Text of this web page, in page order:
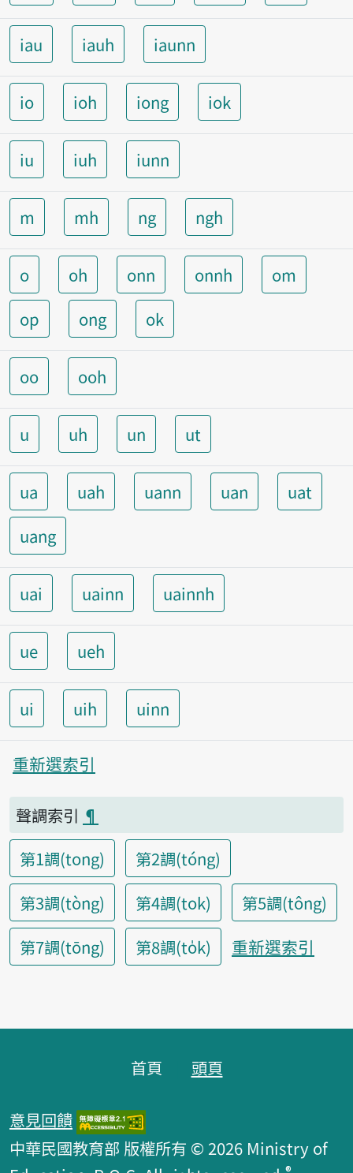
iau iauh iaunn
io ioh iong iok
iu iuh iunn
m mh ng ngh
o oh onn onnh
om
op
ong ok
oo ooh
u uh un ut
ua uah uann uan
uat
uang
uai uainn uainnh
ue ueh
ui uih uinn
重新選索引
聲調索引 ¶
第1調(tong)
第2調(tóng)
第3調(tòng)
第4調(tok)
第5調(tông)
第7調(tōng)
第8調(to̍k) 重新選索引
首頁 頭頁
意見回饋
中華民國教育部 版權所有 © 2026 Ministry of